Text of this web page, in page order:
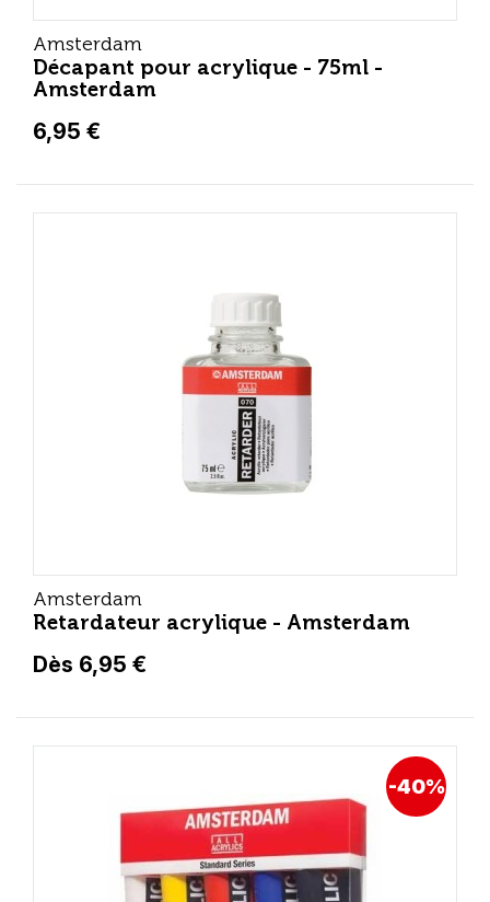
Amsterdam
Décapant pour acrylique - 75ml -
Amsterdam
6,95 €
Amsterdam
Retardateur acrylique - Amsterdam
Dès 6,95 €
-40%